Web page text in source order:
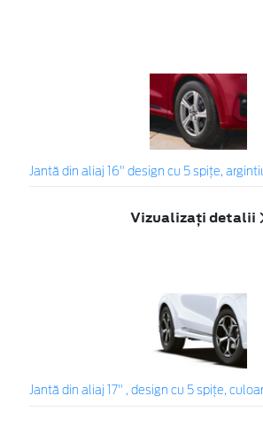
Jantă din aliaj 16" design cu 5 spițe,
Vizualizați detalii
Jantă din aliaj 17" , design cu 5 spiţe,